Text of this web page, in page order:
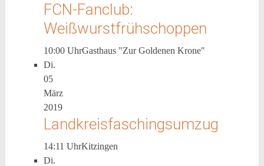
FCN-Fanclub:
Weißwurstfrühschoppen
10:00 UhrGasthaus "Zur Goldenen Krone"
Di.
05
März
2019
Landkreisfaschingsumzug
14:11 UhrKitzingen
Di.